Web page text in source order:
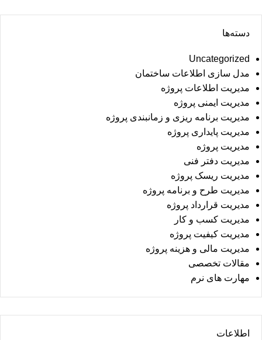
دسته‌ها
Uncategorized
مدل سازی اطلاعات ساختمان
مدیریت اطلاعات پروژه
مدیریت ایمنی پروژه
مدیریت برنامه ریزی و زمانبندی پروژه
مدیریت پایداری پروژه
مدیریت پروژه
مدیریت دفتر فنی
مدیریت ریسک پروژه
مدیریت طرح و برنامه پروژه
مدیریت قرارداد پروژه
مدیریت کسب و کار
مدیریت کیفیت پروژه
مدیریت مالی و هزینه پروژه
مقالات تخصصی
مهارت های نرم
اطلاعات